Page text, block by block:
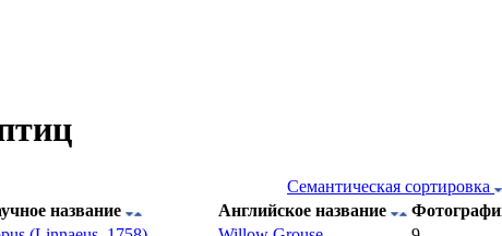
Семантическая сортировка
название Английское название